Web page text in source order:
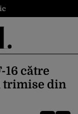
16 către
trimise din